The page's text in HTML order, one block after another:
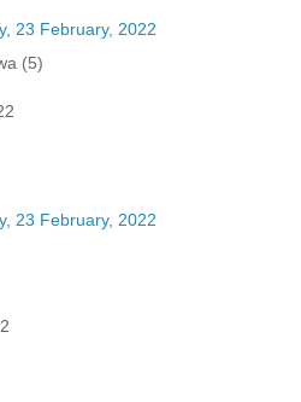
23 February, 2022
(5)
23 February, 2022